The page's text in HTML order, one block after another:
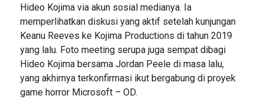
Hideo Kojima via akun sosial medianya. Ia
memperlihatkan diskusi yang aktif setelah kunjungan
Keanu Reeves ke Kojima Productions di tahun 2019
yang lalu. Foto meeting serupa juga sempat dibagi
Hideo Kojima bersama Jordan Peele di masa lalu,
yang akhirnya terkonfirmasi ikut bergabung di proyek
game horror Microsoft – OD.